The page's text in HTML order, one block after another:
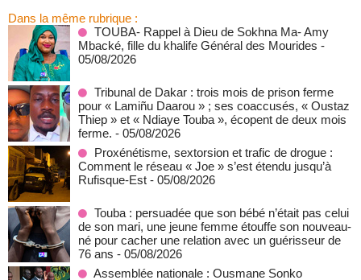
Dans la même rubrique :
TOUBA- Rappel à Dieu de Sokhna Ma- Amy
Mbacké, fille du khalife Général des Mourides -
05/08/2026
Tribunal de Dakar : trois mois de prison ferme
pour « Lamiñu Daarou » ; ses coaccusés, « Oustaz
Thiep » et « Ndiaye Touba », écopent de deux mois
ferme. - 05/08/2026
Proxénétisme, sextorsion et trafic de drogue :
Comment le réseau « Joe » s’est étendu jusqu’à
Rufisque-Est - 05/08/2026
Touba : persuadée que son bébé n’était pas celui
de son mari, une jeune femme étouffe son nouveau-
né pour cacher une relation avec un guérisseur de
76 ans - 05/08/2026
Assemblée nationale : Ousmane Sonko